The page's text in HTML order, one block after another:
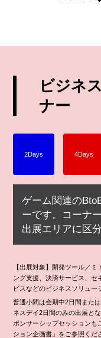
ビジネ
ナー
2Days 4Days
ゲーム関連の
ーです。コーナ
出展エリアに区
【出展対象】開発ツール／
ング支援、決済サービス、セ
ビスなどのビジネスソリュー
普通小間は会期中2日間また
ネスデイ2日間のみの出展と
ポンサーシップセッションも
ション企画書」をご参照くだ